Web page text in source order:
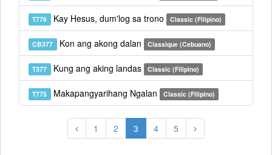
T776 Kay Hesus, dum'log sa trono Classic (Filipino)
CB377 Kon ang akong dalan Classique (Cebuano)
T377 Kung ang aking landas Classic (Filipino)
T775 Makapangyarihang Ngalan Classic (Filipino)
1 2 3 4 5